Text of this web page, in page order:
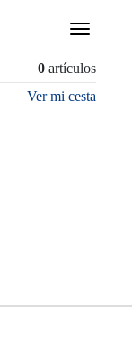
×
0 artículos
Ver mi cesta